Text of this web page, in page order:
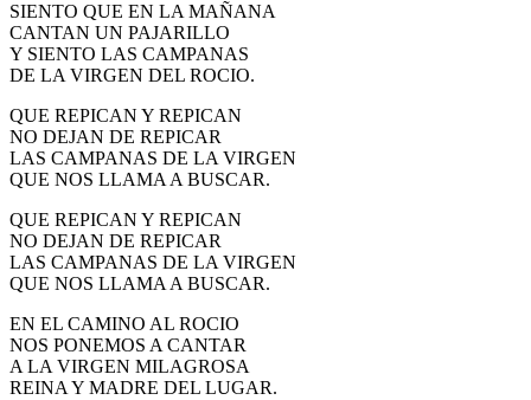
SIENTO QUE EN LA MAÑANA
CANTAN UN PAJARILLO
Y SIENTO LAS CAMPANAS
DE LA VIRGEN DEL ROCIO.
QUE REPICAN Y REPICAN
NO DEJAN DE REPICAR
LAS CAMPANAS DE LA VIRGEN
QUE NOS LLAMA A BUSCAR.
QUE REPICAN Y REPICAN
NO DEJAN DE REPICAR
LAS CAMPANAS DE LA VIRGEN
QUE NOS LLAMA A BUSCAR.
EN EL CAMINO AL ROCIO
NOS PONEMOS A CANTAR
A LA VIRGEN MILAGROSA
REINA Y MADRE DEL LUGAR.
En el Rocío, ¿dónde me alojo?